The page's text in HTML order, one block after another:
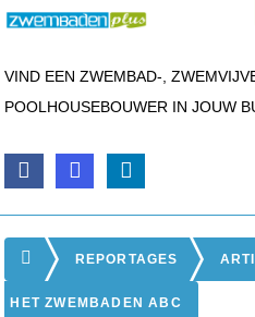
VIND EEN ZWEMBAD-,
POOLHOUSEBOUWER IN JOUW
REPORTAGES
HET ZWEMBADEN ABC